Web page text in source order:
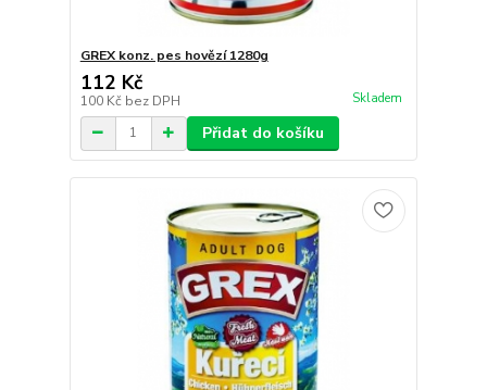
GREX konz. pes hovězí 1280g
112 Kč
100 Kč bez DPH Skladem
Přidat do košíku